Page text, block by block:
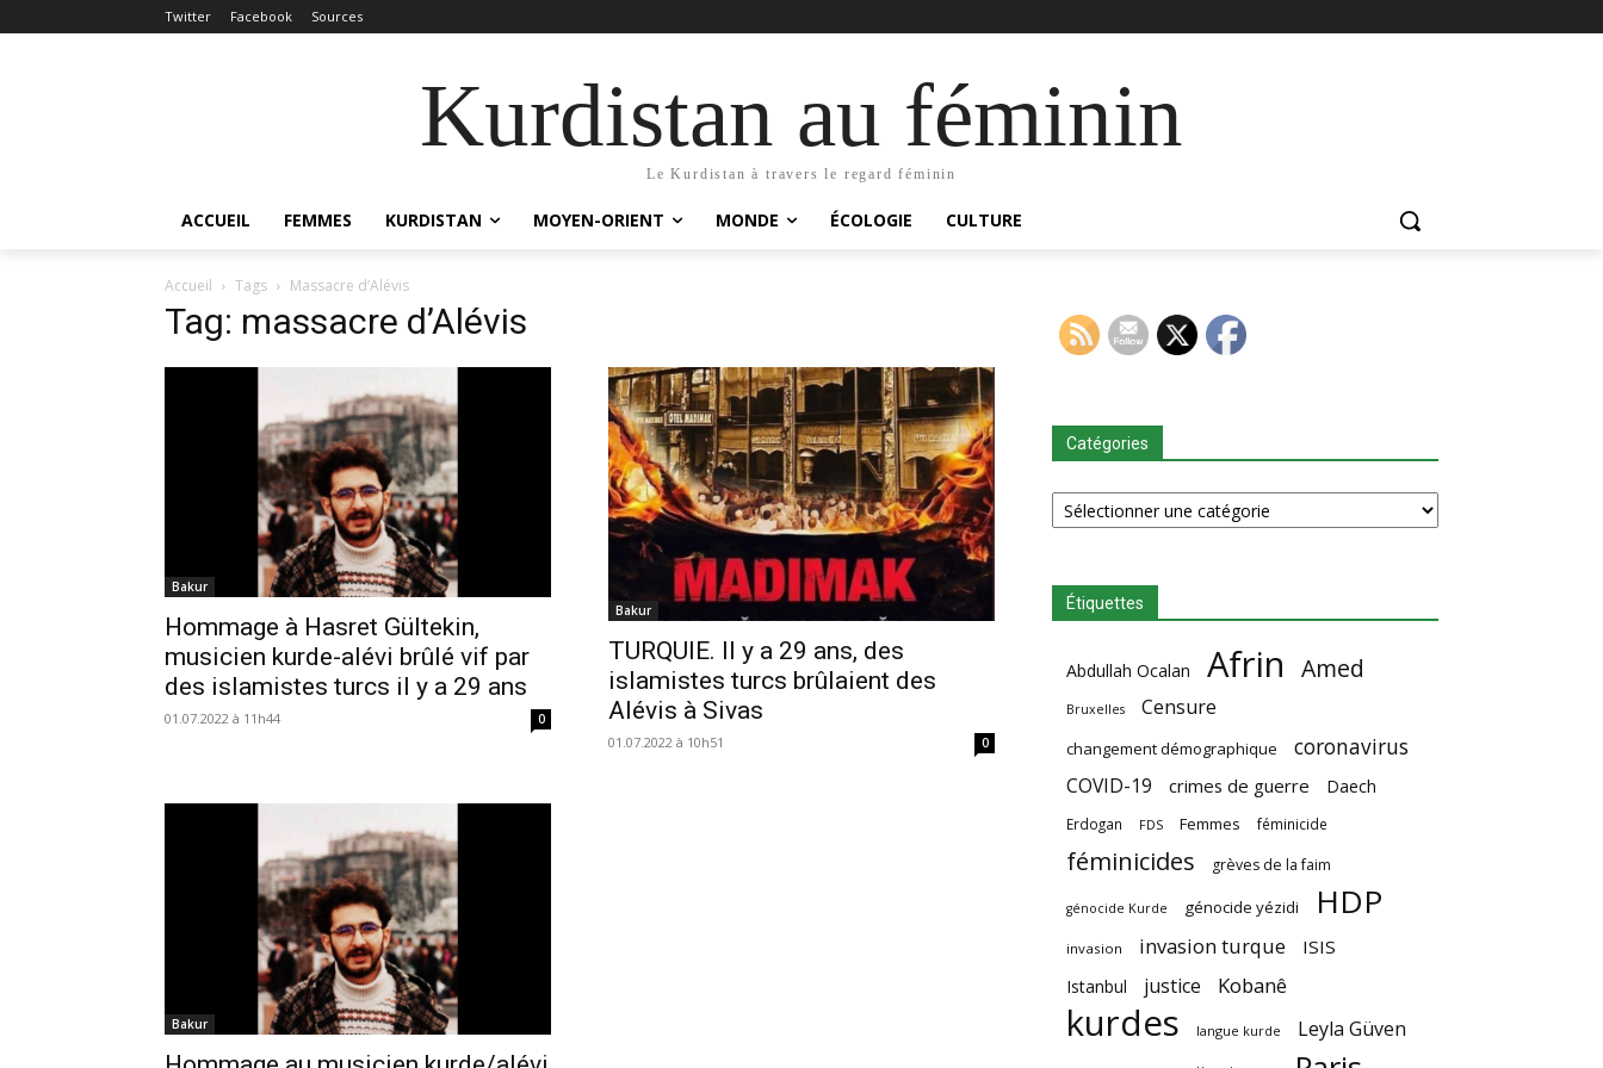
Twitter Facebook Sources
Kurdistan au féminin
Le Kurdistan à travers le regard féminin
ACCUEIL FEMMES KURDISTAN MOYEN-ORIENT MONDE ÉCOLOGIE CULTURE
Accueil Tags Massacre d’Alévis
Tag: massacre d’Alévis
Bakur
Hommage à Hasret Gültekin,
musicien kurde-alévi brûlé vif par
des islamistes turcs il y a 29 ans
01.07.2022 à 11h44 0
Bakur
TURQUIE. Il y a 29 ans, des
islamistes turcs brûlaient des
Alévis à Sivas
01.07.2022 à 10h51 0
Bakur
Catégories
Catégories
Étiquettes
Abdullah Ocalan Afrin Amed
Bruxelles Censure
changement démographique coronavirus
COVID-19 crimes de guerre Daech
Erdogan FDS Femmes féminicide
féminicides grèves de la faim
génocide Kurde génocide yézidi HDP
invasion invasion turque ISIS
Istanbul justice Kobanê
kurdes langue kurde Leyla Güven